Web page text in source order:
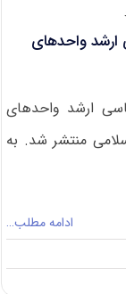
ارشد واحدهای
ارشد واحدهای
دانشگاه آزاد اسلامی منتشر شد. به
ادامه مطلب…